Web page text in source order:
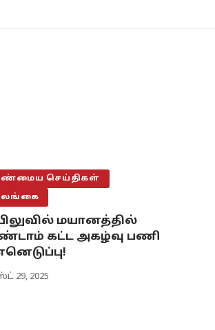
செய்திகள்
மயானத்தில்
கட்ட அகழ்வு பணி
29, 2025